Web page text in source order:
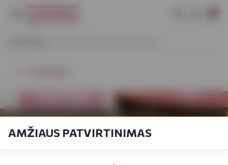
AMŽIAUS PATVIRTINIMAS